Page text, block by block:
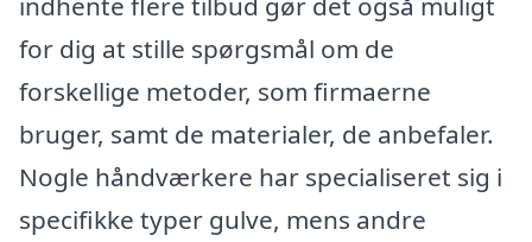
for dig at stille spørgsmål om de
forskellige metoder, som firmaerne
bruger, samt de materialer, de anbefaler.
Nogle håndværkere har specialiseret sig i
specifikke typer gulve, mens andre